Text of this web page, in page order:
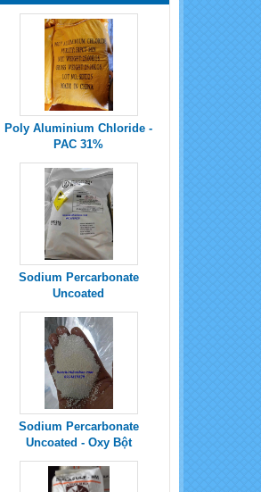
Poly Aluminium Chloride -
PAC 31%
Sodium Percarbonate
Uncoated
Sodium Percarbonate
Uncoated - Oxy Bột